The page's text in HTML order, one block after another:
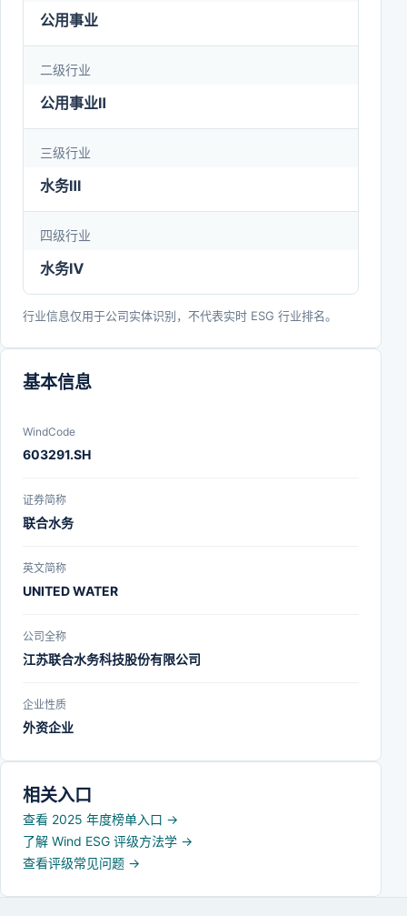
产业链等多种优势，不断提升公司水务产业投资、建
重并举+科技赋能”的核心战略发展方针，在夯实国内
市场的基础上，积极响应“一带一路”倡议，开拓南
亚、东南亚、中东等国际市场；公司加快推进智慧水
务建设，积极稳健实施新项目投资、兼并收购重组等
扩张战略，进一步做优做强供水及衍生业务、污水处
理与资源化利用业务、水环境和水生态修复业务等主
营业务。公司将立足自身和投资者的资源优势，培育
新的利润增长源，实现公司持续、健康、快速发展，
公用事业
二级行业
公用事业Ⅱ
三级行业
水务Ⅲ
四级行业
水务Ⅳ
行业信息仅用于公司实体识别，不代表实时 ESG 行业排名。
基本信息
WindCode
603291.SH
证券简称
联合水务
英文简称
UNITED WATER
公司全称
江苏联合水务科技股份有限公司
企业性质
外资企业
相关入口
查看 2025 年度榜单入口 →
了解 Wind ESG 评级方法学 →
查看评级常见问题 →